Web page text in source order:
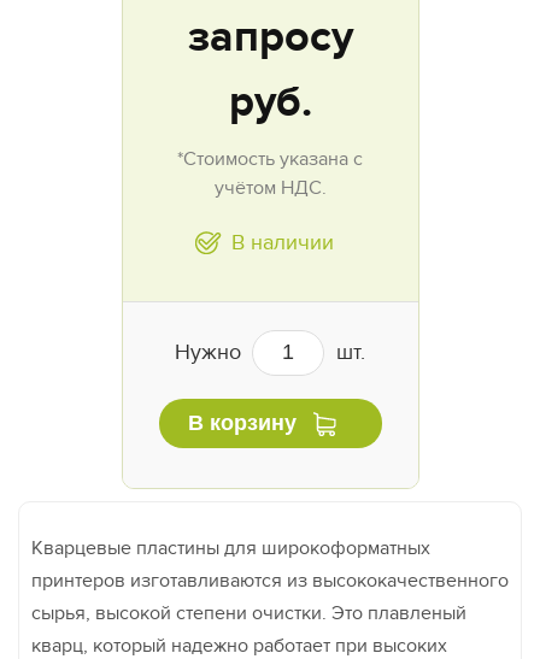
запросу
руб.
*Стоимость указана с
учётом НДС.
В наличии
Нужно шт.
В корзину
Кварцевые пластины для широкоформатных
принтеров изготавливаются из высококачественного
сырья, высокой степени очистки. Это плавленый
кварц, который надежно работает при высоких